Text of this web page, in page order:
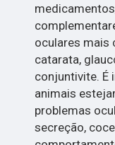
oculares mais
catarata,
conjuntivite. É
animais
problemas
secreção,